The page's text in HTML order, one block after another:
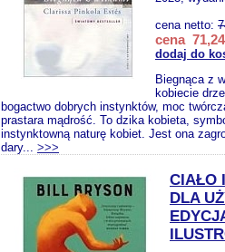
cena netto:
cena 71,24
dodaj do
Biegnąca z
kobiecie
bogactwo dobrych instynktów, moc
prastara mądrość. To dzika kobieta,
instynktowną naturę kobiet. Jest ona
dary... >>>
CIAŁO
DLA